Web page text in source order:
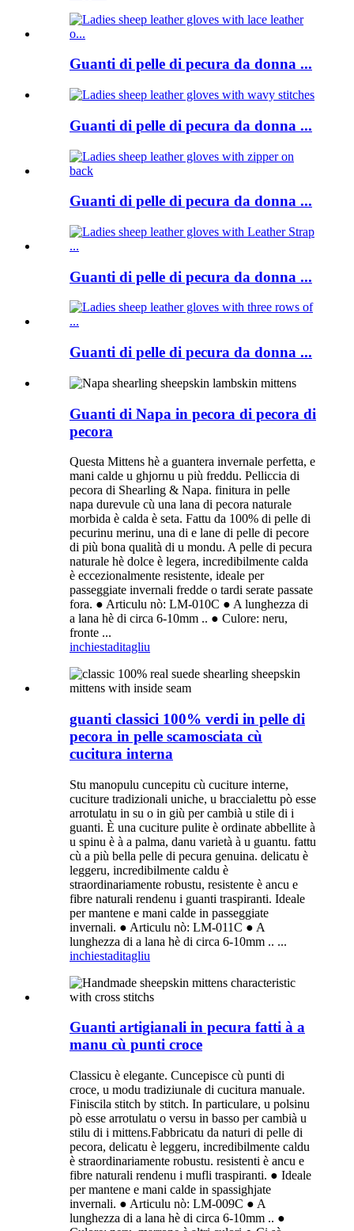
Guanti di pelle di pecura da donna ...
Guanti di pelle di pecura da donna ...
Guanti di pelle di pecura da donna ...
Guanti di pelle di pecura da donna ...
Guanti di pelle di pecura da donna ...
Guanti di Napa in pecora di pecora di
pecora
Questa Mittens hè a guantera invernale perfetta, e
mani calde u ghjornu u più freddu. Pelliccia di
pecora di Shearling & Napa. finitura in pelle
napa durevule cù una lana di pecora naturale
morbida è calda è seta. Fattu da 100% di pelle di
pecurinu merinu, una di e lane di pelle di pecore
di più bona qualità di u mondu. A pelle di pecura
naturale hè dolce è legera, incredibilmente calda
è eccezionalmente resistente, ideale per
passeggiate invernali fredde o tardi serate passate
fora. ● Articulu nò: LM-010C ● A lunghezza di
a lana hè di circa 6-10mm .. ● Culore: neru,
fronte ...
inchiestaditagliu
guanti classici 100% verdi in pelle di
pecora in pelle scamosciata cù
cucitura interna
Stu manopulu cuncepitu cù cuciture interne,
cuciture tradizionali uniche, u braccialettu pò esse
arrotulatu in su o in giù per cambià u stile di i
guanti. È una cuciture pulite è ordinate abbellite à
u spinu è à a palma, danu varietà à u guantu. fattu
cù a più bella pelle di pecura genuina. delicatu è
leggeru, incredibilmente caldu è
straordinariamente robustu, resistente è ancu e
fibre naturali rendenu i guanti traspiranti. Ideale
per mantene e mani calde in passeggiate
invernali. ● Articulu nò: LM-011C ● A
lunghezza di a lana hè di circa 6-10mm .. ...
inchiestaditagliu
Guanti artigianali in pecura fatti à a
manu cù punti croce
Classicu è elegante. Cuncepisce cù punti di
croce, u modu tradiziunale di cucitura manuale.
Finiscila stitch by stitch. In particulare, u polsinu
pò esse arrotulatu o versu in basso per cambià u
stilu di i mittens.Fabbricatu da naturi di pelle di
pecora, delicatu è leggeru, incredibilmente caldu
è straordinariamente robustu. resistenti è ancu e
fibre naturali rendenu i mufli traspiranti. ● Ideale
per mantene e mani calde in spassighjate
invernali. ● Articulu nò: LM-009C ● A
lunghezza di a lana hè di circa 6-10mm .. ●